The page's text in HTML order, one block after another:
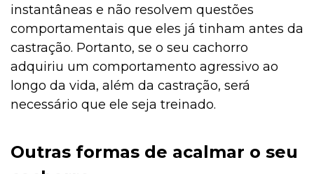
instantâneas e não resolvem questões
comportamentais que eles já tinham antes da
castração. Portanto, se o seu cachorro
adquiriu um comportamento agressivo ao
longo da vida, além da castração, será
necessário que ele seja treinado.
Outras formas de acalmar o seu